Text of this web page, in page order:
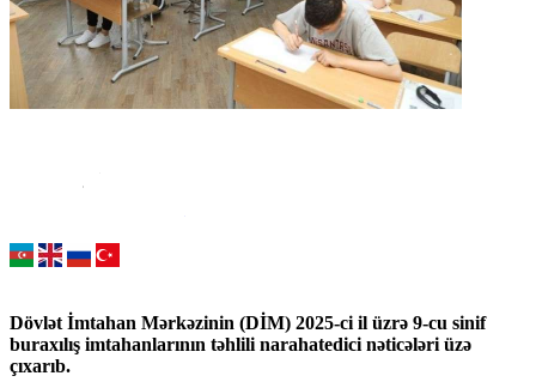
Dövlət İmtahan Mərkəzinin (DİM) 2025-ci il üzrə 9-cu sinif
buraxılış imtahanlarının təhlili narahatedici nəticələri üzə
çıxarıb.